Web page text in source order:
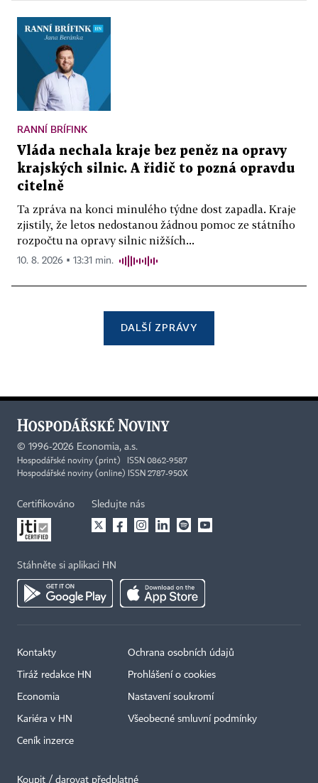
RANNÍ BRÍFINK
Vláda nechala kraje bez peněz na opravy
krajských silnic. A řidič to pozná opravdu
citelně
Ta zpráva na konci minulého týdne dost zapadla. Kraje
zjistily, že letos nedostanou žádnou pomoc ze státního
rozpočtu na opravy silnic nižších...
10. 8. 2026 ▪ 13:31 min.
DALŠÍ ZPRÁVY
© 1996-2026 Economia, a.s.
Hospodářské noviny (print) ISSN 0862-9587
Hospodářské noviny (online) ISSN 2787-950X
Certifikováno Sledujte nás
Stáhněte si aplikaci HN
Kontakty
Tiráž redakce HN
Economia
Kariéra v HN
Ceník inzerce
Ochrana osobních údajů
Prohlášení o cookies
Nastavení soukromí
Všeobecné smluvní podmínky
Koupit / darovat předplatné